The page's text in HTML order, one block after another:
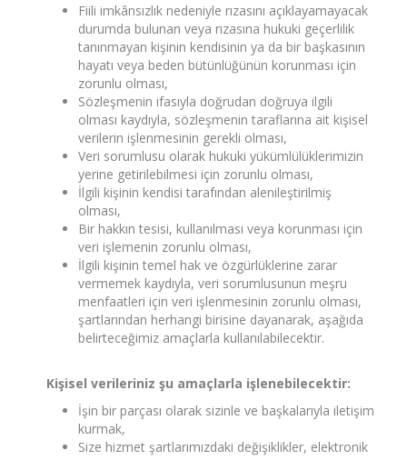
Fiili imkânsızlık nedeniyle rızasını açıklayamayacak
durumda bulunan veya rızasına hukuki geçerlilik
tanınmayan kişinin kendisinin ya da bir başkasının
hayatı veya beden bütünlüğünün korunması için
zorunlu olması,
Sözleşmenin ifasıyla doğrudan doğruya ilgili
olması kaydıyla, sözleşmenin taraflarına ait kişisel
verilerin işlenmesinin gerekli olması,
Veri sorumlusu olarak hukuki yükümlülüklerimizin
yerine getirilebilmesi için zorunlu olması,
İlgili kişinin kendisi tarafından alenileştirilmiş
olması,
Bir hakkın tesisi, kullanılması veya korunması için
veri işlemenin zorunlu olması,
İlgili kişinin temel hak ve özgürlüklerine zarar
vermemek kaydıyla, veri sorumlusunun meşru
menfaatleri için veri işlenmesinin zorunlu olması,
şartlarından herhangi birisine dayanarak, aşağıda
belirteceğimiz amaçlarla kullanılabilecektir.
Kişisel verileriniz şu amaçlarla işlenebilecektir:
İşin bir parçası olarak sizinle ve başkalarıyla iletişim
kurmak,
Size hizmet şartlarımızdaki değişiklikler, elektronik